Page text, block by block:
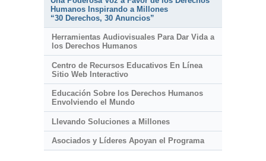
Humanos Inspirando a Millones
“30 Derechos, 30 Anuncios”
Herramientas Audiovisuales Para Dar Vida a
los Derechos Humanos
Centro de Recursos Educativos En Línea
Sitio Web Interactivo
Educación Sobre los Derechos Humanos
Envolviendo el Mundo
Llevando Soluciones a Millones
Asociados y Líderes Apoyan el Programa